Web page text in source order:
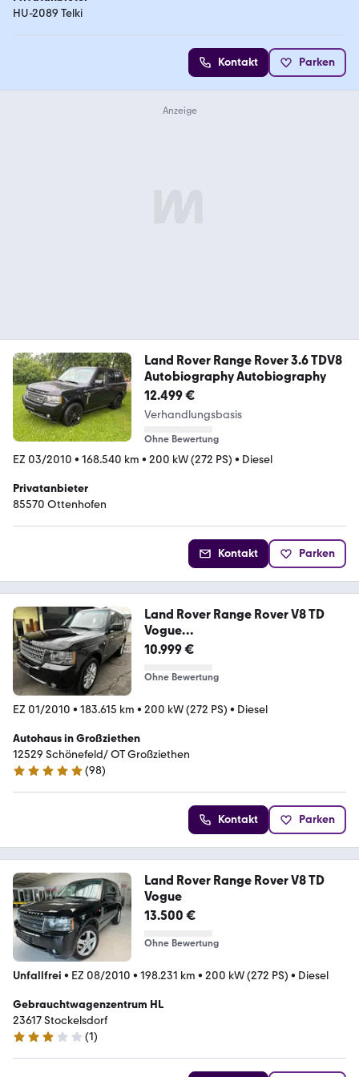
HU-2089 Telki
Kontakt Parken
Land Rover Range Rover 3.6 TDV8
Autobiography Autobiography
12.499 €
Verhandlungsbasis
Ohne Bewertung
EZ 03/2010 • 168.540 km • 200 kW (272 PS) • Diesel
Privatanbieter
85570 Ottenhofen
Kontakt Parken
Land Rover Range Rover V8 TD
Vogue
Leder*Dach*Memory*Xenon
10.999 €
Ohne Bewertung
EZ 01/2010 • 183.615 km • 200 kW (272 PS) • Diesel
Autohaus in Großziethen
12529 Schönefeld/ OT Großziethen
4.8 Sterne
(98)
Kontakt Parken
Land Rover Range Rover V8 TD
Vogue
13.500 €
Ohne Bewertung
Unfallfrei • EZ 08/2010 • 198.231 km • 200 kW (272 PS) • Diesel
Gebrauchtwagenzentrum HL
23617 Stockelsdorf
3 Sterne
(1)